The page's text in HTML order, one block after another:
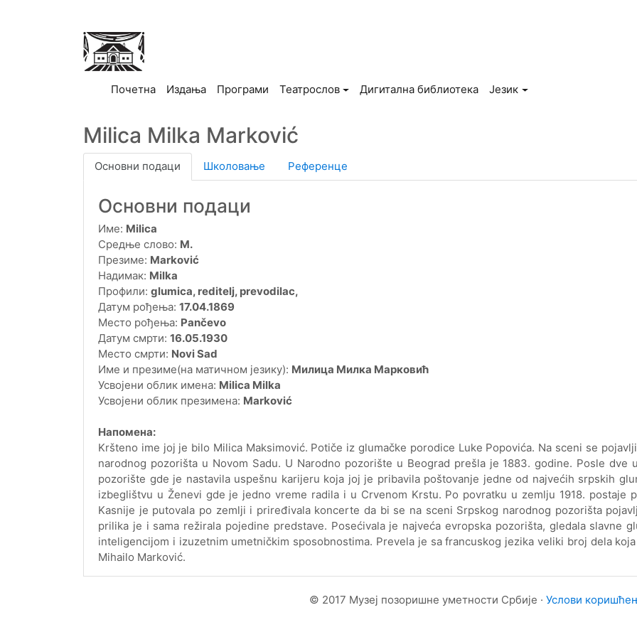
Почетна(current)
Издања Програми Театрослов Дигитална библиотека Језик
Milica Milka Marković
Основни подаци Школовање Референце
Основни подаци
Име: Milica
Средње слово: M.
Презиме: Marković
Надимак: Milka
Профили: glumica, reditelj, prevodilac,
Датум рођења: 17.04.1869
Место рођења: Pančevo
Датум смрти: 16.05.1930
Место смрти: Novi Sad
Име и презиме(на матичном језику): Милица Милка Марковић
Усвојени облик имена: Milica Milka
Усвојени облик презимена: Marković
Напомена:
Kršteno ime joj je bilo Milica Maksimović. Potiče iz glumačke porodice Luke Popovića. Na sceni se
narodnog pozorišta u Novom Sadu. U Narodno pozorište u Beograd prešla je 1883. godine. Posle
pozorište gde je nastavila uspešnu karijeru koja joj je pribavila poštovanje jedne od najvećih srpskih
izbeglištvu u Ženevi gde je jedno vreme radila i u Crvenom Krstu. Po povratku u zemlju 1918. postaje
Kasnije je putovala po zemlji i priređivala koncerte da bi se na sceni Srpskog narodnog pozorišta
prilika je i sama režirala pojedine predstave. Posećivala je najveća evropska pozorišta, gledala slavne
inteligencijom i izuzetnim umetničkim sposobnostima. Prevela je sa francuskog jezika veliki broj dela
Mihailo Marković.
© 2017 Музеј позоришне уметности Србије · Услови